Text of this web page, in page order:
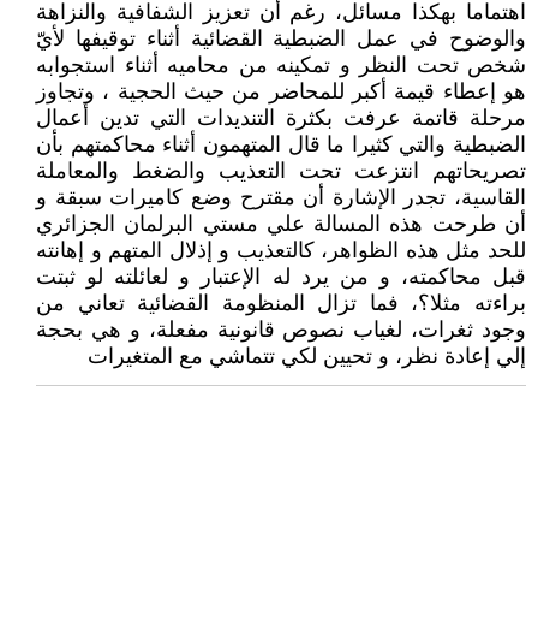
اهتماما بهكذا مسائل، رغم أن تعزيز الشفافية والنزاهة
والوضوح في عمل الضبطية القضائية أثناء توقيفها لأيّ
شخص تحت النظر و تمكينه من محاميه أثناء استجوابه
هو إعطاء قيمة أكبر للمحاضر من حيث الحجية ، وتجاوز
مرحلة قاتمة عرفت بكثرة التنديدات التي تدين أعمال
الضبطية والتي كثيرا ما قال المتهمون أثناء محاكمتهم بأن
تصريحاتهم انتزعت تحت التعذيب والضغط والمعاملة
القاسية، تجدر الإشارة أن مقترح وضع كاميرات سبقة و
أن طرحت هذه المسالة علي مستي البرلمان الجزائري
للحد مثل هذه الظواهر، كالتعذيب و إذلال المتهم و إهانته
قبل محاكمته، و من يرد له الإعتبار و لعائلته لو ثبتت
براءته مثلا؟، فما تزال المنظومة القضائية تعاني من
وجود ثغرات، لغياب نصوص قانونية مفعلة، و هي بحجة
إلي إعادة نظر، و تحيين لكي تتماشي مع المتغيرات